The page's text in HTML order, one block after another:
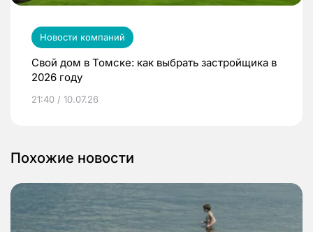
Новости компаний
Свой дом в Томске: как выбрать застройщика в
2026 году
21:40 / 10.07.26
Похожие новости